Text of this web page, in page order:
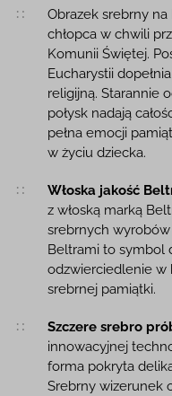
Opis produktu
Obrazek srebrny
chłopca w chwili
Komunii Świętej.
Eucharystii
religijną. Starannie
połysk nadają
pełna emocji
w życiu dziecka.
Włoska jakość
z włoską marką
srebrnych
Beltrami to symbol
odzwierciedlenie w
srebrnej pamiątki.
Szczere srebro
innowacyjnej
forma pokryta
Srebrny wizerunek